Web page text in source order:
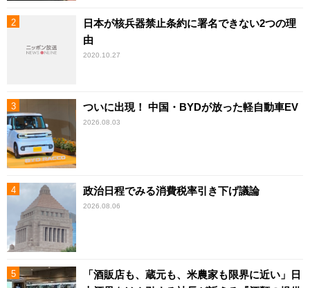
日本が核兵器禁止条約に署名できない2つの理
由
2020.10.27
ついに出現！ 中国・BYDが放った軽自動車EV
2026.08.03
政治日程でみる消費税率引き下げ議論
2026.08.06
「酒販店も、蔵元も、米農家も限界に近い」日